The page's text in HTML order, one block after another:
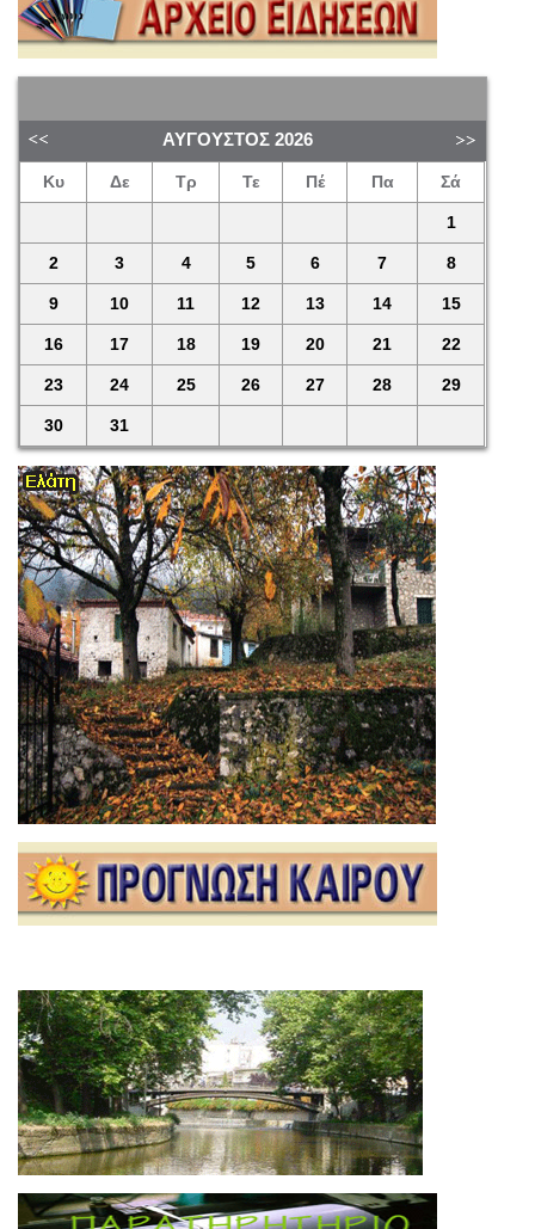
ΑΎΓΟΥΣΤΟΣ 2026
Κυ Δε Τρ Τε Πέ Πα Σά
1
2 3 4 5 6 7 8
9 10 11 12 13 14 15
16 17 18 19 20 21 22
23 24 25 26 27 28 29
30 31